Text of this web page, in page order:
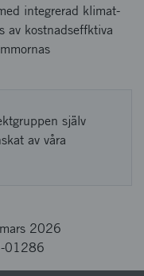
integrerad klimat-
av kostnadseffktiva
själv
av våra
2026
01286